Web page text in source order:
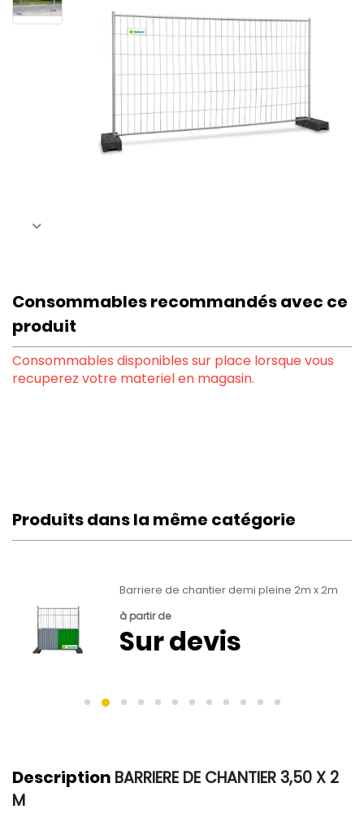
Consommables recommandés avec ce
produit
Consommables disponibles sur place lorsque vous
recuperez votre materiel en magasin.
Produits dans la même catégorie
Barriere de chantier demi pleine 2m x 2m
à partir de
Sur devis
Description BARRIERE DE CHANTIER 3,50 X 2
M